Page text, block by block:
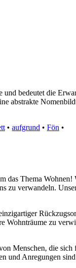
bedeutet die
abstrakte
• aufgrund • Fön •
Thema
zu verwandeln.
Wohnträume zu
Menschen, die
und Anregungen